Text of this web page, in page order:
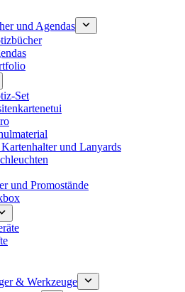
und Agendas
Set
und Lanyards
und Promostände
& Werkzeuge